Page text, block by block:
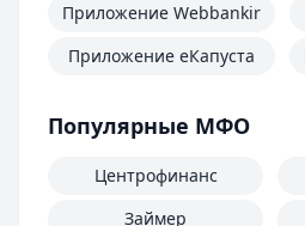
Приложение Webbankir
Приложение еКапуста
Популярные МФО
Центрофинанс
Займер